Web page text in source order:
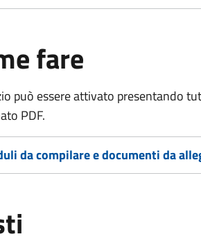
fare
può essere attivato presentando
PDF.
da compilare e documenti da